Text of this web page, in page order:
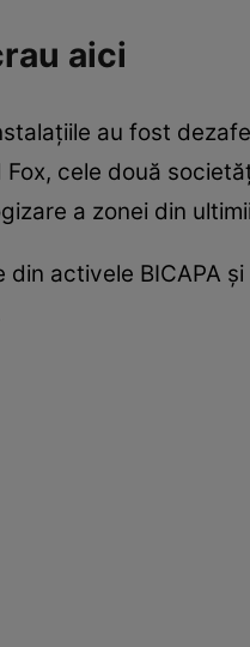
aici
au fost
Fox, cele două
a zonei din
activele BICAPA